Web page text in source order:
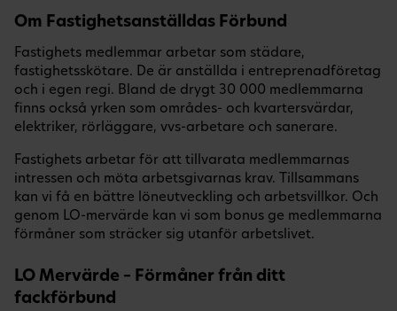
Om Fastighetsanställdas Förbund
Fastighets medlemmar arbetar som städare,
fastighetsskötare. De är anställda i entreprenadföretag
och i egen regi. Bland de drygt 30 000 medlemmarna
finns också yrken som områdes- och kvartersvärdar,
elektriker, rörläggare, vvs-arbetare och sanerare.
Fastighets arbetar för att tillvarata medlemmarnas
intressen och möta arbetsgivarnas krav. Tillsammans
kan vi få en bättre löneutveckling och arbetsvillkor. Och
genom LO-mervärde kan vi som bonus ge medlemmarna
förmåner som sträcker sig utanför arbetslivet.
LO Mervärde – Förmåner från ditt
fackförbund